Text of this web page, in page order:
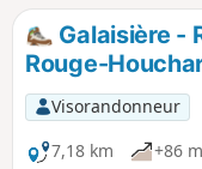
Galaisière -
Rouge-
Visorandonneur
7,18 km
+86 m